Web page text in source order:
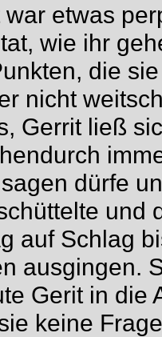
war etwas
wie ihr
die
nicht
Gerrit ließ
dürfe
und
auf Schlag
ausgingen.
Gerit in die
keine